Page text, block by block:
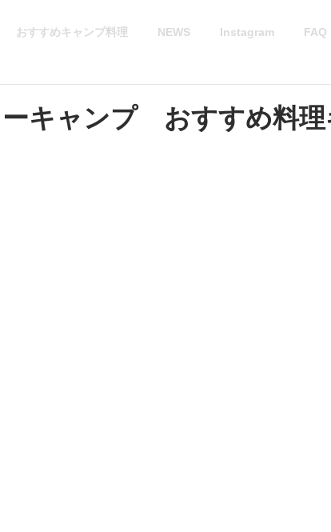
おすすめキャンプ料理 NEWS Instagram FAQ
キャンプ おすすめ料理